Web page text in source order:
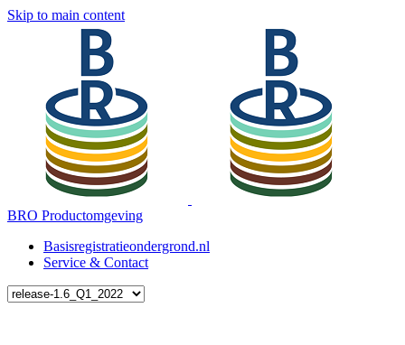
Skip to main content
BRO Productomgeving
Basisregistratieondergrond.nl
Service & Contact